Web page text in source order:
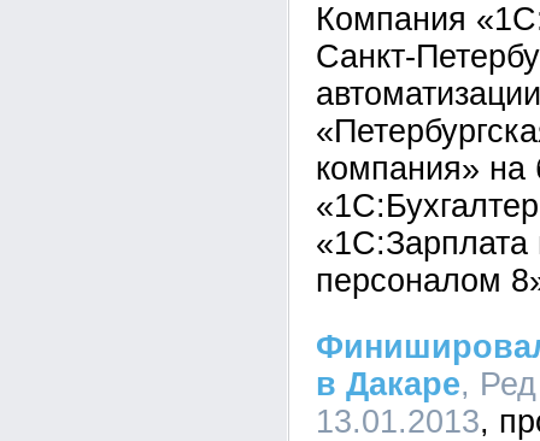
Компания
Санкт-
компания» на
«1С:Зарплата
персоналом
в Дакаре,
13.01.2013